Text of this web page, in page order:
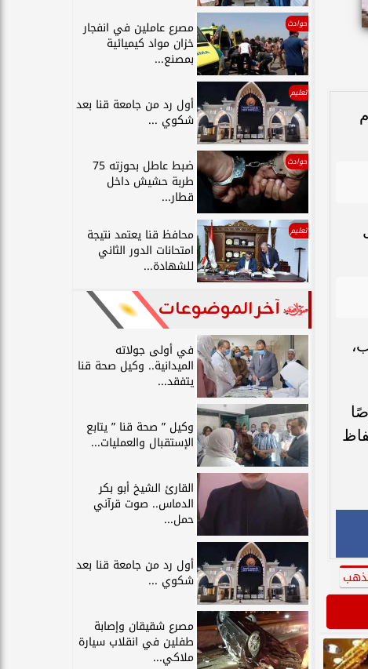
وصل
حوادث مصرع عاملين في انفجار
خزان مواد كيميائية
بمصنع...
تعليم
أول رد من جامعة قنا بعد
شكوي ...
حوادث ضبط عاطل بحوزته 75
طربة حشيش داخل
قطار...
تعليم محافظ قنا يعتمد نتيجة
امتحانات الدور الثاني
للشهادة...
آخر الموضوعات
في أولى جولاته
الميدانية.. وكيل صحة قنا
يتفقد...
وكيل ” صحة قنا ” يتابع
الإستقبال والعمليات...
القارئ الشيخ أبو بكر
الدماس.. صوت قرآني
حمل...
أول رد من جامعة قنا بعد
شكوي ...
مصرع شقيقان وإصابة
طفلين في انقلاب سيارة
ملاكي...